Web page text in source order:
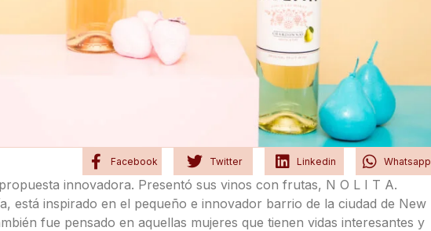
Facebook Twitter Linkedin Whatsapp
innovadora. Presentó sus vinos con frutas, N O L I T A.
está inspirado en el pequeño e innovador barrio de la ciudad de New
fue pensado en aquellas mujeres que tienen vidas interesantes y